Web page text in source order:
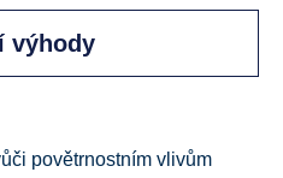
výhody
povětrnostním vlivům